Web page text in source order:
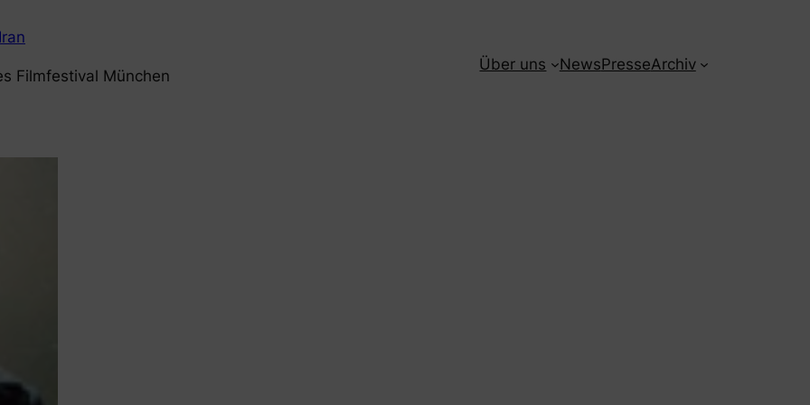
Filmfestival München
Über uns NewsPresseArchiv